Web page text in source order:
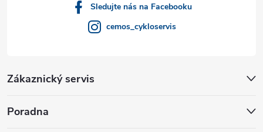
Sledujte nás na Facebooku
cemos_cykloservis
Zákaznický servis
Poradna